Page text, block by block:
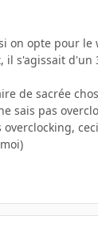
on opte pour le
il s'agissait d'un
de sacrée
sais pas
overclocking,